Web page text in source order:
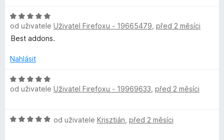
d
M
a
n
a
5
n
í
:
z
o
c
e
í
5
z
H
o
d
o
e
n
5
od uživatele Uživatel Firefoxu - 19665479 před 2 měsíci
Best addons.
Nahlásit
H
o
o
od uživatele Uživatel Firefoxu - 19969633 před 2 měsíci
H
od uživatele Krisztián před 2 měsíci